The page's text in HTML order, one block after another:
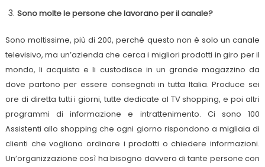
Sono molte le persone che lavorano per il canale?
Sono moltissime, più di 200, perché questo non è solo un canale
televisivo, ma un’azienda che cerca i migliori prodotti in giro per il
mondo, li acquista e li custodisce in un grande magazzino da
dove partono per essere consegnati in tutta Italia. Produce sei
ore di diretta tutti i giorni, tutte dedicate al TV shopping, e poi altri
programmi di informazione e intrattenimento. Ci sono 100
Assistenti allo shopping che ogni giorno rispondono a migliaia di
clienti che vogliono ordinare i prodotti o chiedere informazioni.
Un’organizzazione così ha bisogno davvero di tante persone con